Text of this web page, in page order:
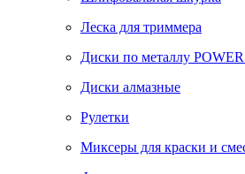
Леска для триммера
Диски по металлу
Диски алмазные
Рулетки
Миксеры для краски и